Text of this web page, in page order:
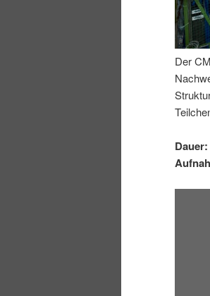
I
l
t
e
h
a
Der
Dauer: